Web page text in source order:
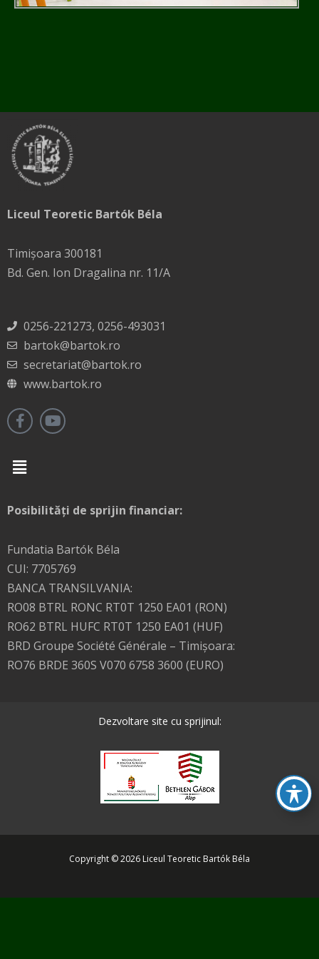
Liceul Teoretic Bartók Béla
Timișoara 300181
Bd. Gen. Ion Dragalina nr. 11/A
0256-221273, 0256-493031
bartok@bartok.ro
secretariat@bartok.ro
www.bartok.ro
Menu
Posibilități de sprijin financiar:
Fundatia Bartók Béla
CUI: 7705769
BANCA TRANSILVANIA:
RO08 BTRL RONC RT0T 1250 EA01 (RON)
RO62 BTRL HUFC RT0T 1250 EA01 (HUF)
BRD Groupe Société Générale – Timişoara:
RO76 BRDE 360S V070 6758 3600 (EURO)
Dezvoltare site cu sprijinul:
Copyright © 2026 Liceul Teoretic Bartók Béla